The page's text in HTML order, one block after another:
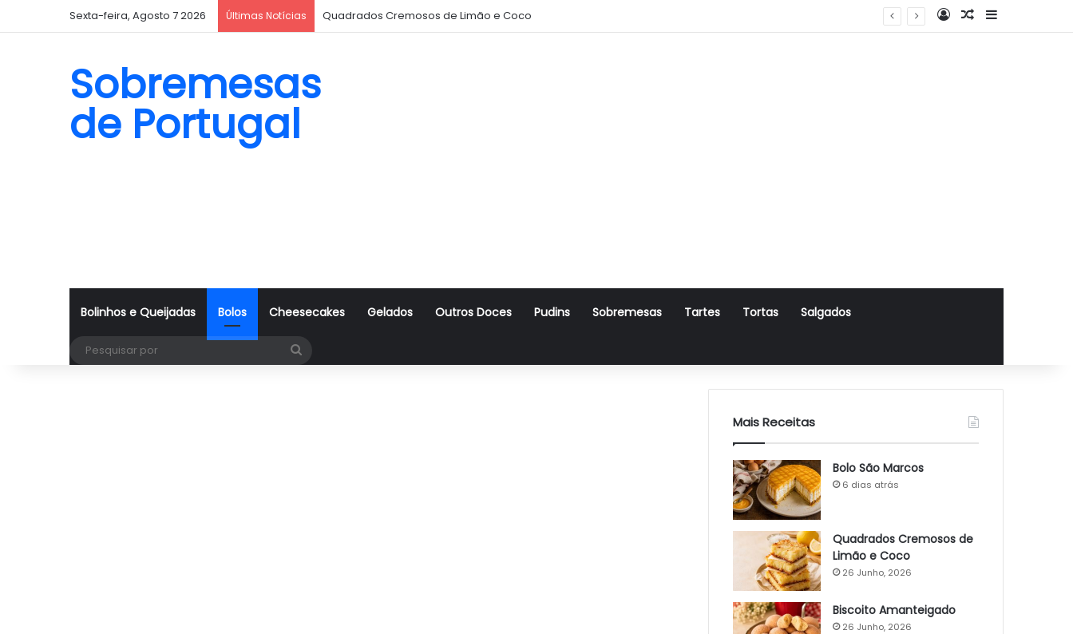
Sexta-feira, Agosto 7 2026 Últimas Notícias Quadrados Cremosos de Limão e Coco Log InArtigo Aleatório
Sidebar
Sobremesas
de Portugal
Bolinhos e Queijadas Bolos Cheesecakes Gelados Outros Doces Pudins Sobremesas Tartes Tortas Salgados
Mais Receitas
Bolo São Marcos
6 dias atrás
Quadrados Cremosos de
Limão e Coco
26 Junho, 2026
Biscoito Amanteigado
26 Junho, 2026